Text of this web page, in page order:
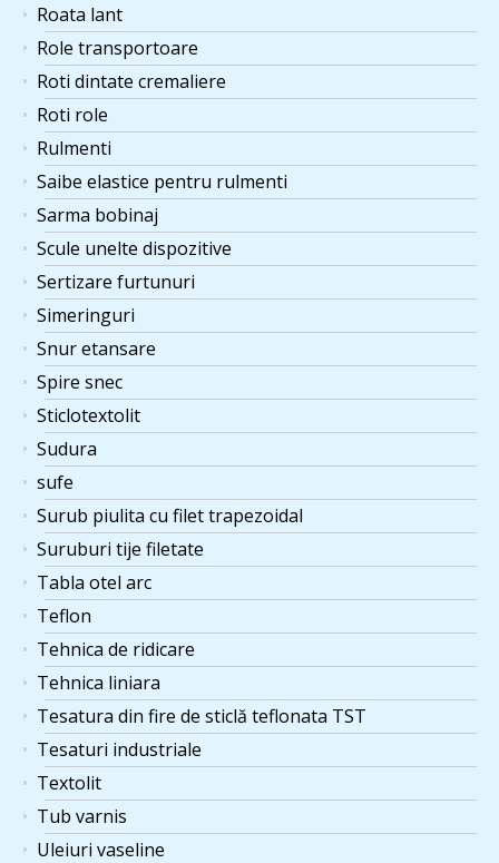
Roata lant
Role transportoare
Roti dintate cremaliere
Roti role
Rulmenti
Saibe elastice pentru rulmenti
Sarma bobinaj
Scule unelte dispozitive
Sertizare furtunuri
Simeringuri
Snur etansare
Spire snec
Sticlotextolit
Sudura
sufe
Surub piulita cu filet trapezoidal
Suruburi tije filetate
Tabla otel arc
Teflon
Tehnica de ridicare
Tehnica liniara
Tesatura din fire de sticlă teflonata TST
Tesaturi industriale
Textolit
Tub varnis
Uleiuri vaseline